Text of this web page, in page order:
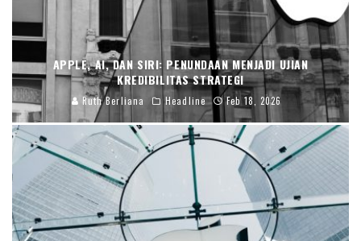
APPLE, AI, DAN SIRI: PENUNDAAN MENJADI UJIAN
KREDIBILITAS STRATEGI
Ruth Berliana Headline Feb 18, 2026